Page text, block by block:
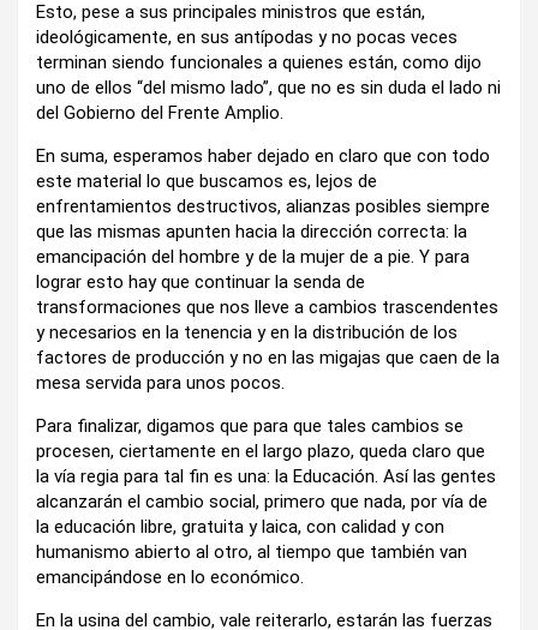
Esto, pese a sus principales ministros que están,
ideológicamente, en sus antípodas y no pocas veces
terminan siendo funcionales a quienes están, como dijo
uno de ellos “del mismo lado”, que no es sin duda el lado ni
del Gobierno del Frente Amplio.
En suma, esperamos haber dejado en claro que con todo
este material lo que buscamos es, lejos de
enfrentamientos destructivos, alianzas posibles siempre
que las mismas apunten hacia la dirección correcta: la
emancipación del hombre y de la mujer de a pie. Y para
lograr esto hay que continuar la senda de
transformaciones que nos lleve a cambios trascendentes
y necesarios en la tenencia y en la distribución de los
factores de producción y no en las migajas que caen de la
mesa servida para unos pocos.
Para finalizar, digamos que para que tales cambios se
procesen, ciertamente en el largo plazo, queda claro que
la vía regia para tal fin es una: la Educación. Así las gentes
alcanzarán el cambio social, primero que nada, por vía de
la educación libre, gratuita y laica, con calidad y con
humanismo abierto al otro, al tiempo que también van
emancipándose en lo económico.
En la usina del cambio, vale reiterarlo, estarán las fuerzas